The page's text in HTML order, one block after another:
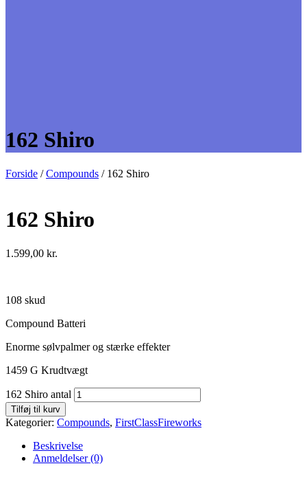
162 Shiro
Forside /Compounds / 162 Shiro
162 Shiro
1.599,00 kr.
108 skud
Compound Batteri
Enorme sølvpalmer og stærke effekter
1459 G Krudtvægt
162 Shiro antal
Tilføj til kurv
Kategorier: Compounds, FirstClassFireworks
Beskrivelse
Anmeldelser (0)